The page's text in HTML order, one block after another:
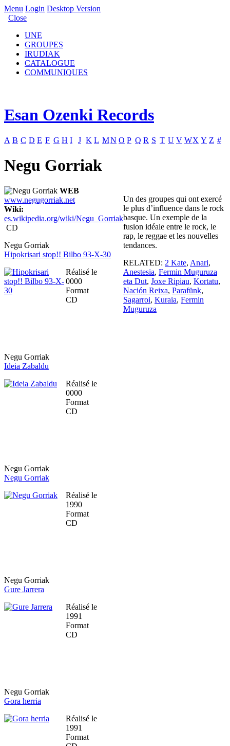
Menu Login Desktop Version
Close
UNE
GROUPES
IRUDIAK
CATALOGUE
COMMUNIQUES
Esan Ozenki Records
A B C D E F G H I J K L MN O P Q R S T U V WX Y Z #
Negu Gorriak
WEB
www.negugorriak.net
Wiki:
es.wikipedia.org/wiki/Negu_Gorriak
CD
Negu Gorriak
Hipokrisari stop!! Bilbo 93-X-30
Réalisé le
0000
Format
CD
Negu Gorriak
Ideia Zabaldu
Réalisé le
0000
Format
CD
Negu Gorriak
Negu Gorriak
Réalisé le
1990
Format
CD
Negu Gorriak
Gure Jarrera
Réalisé le
1991
Format
CD
Negu Gorriak
Gora herria
Réalisé le
1991
Format
Un des groupes qui ont exercé
le plus d’influence dans le rock
basque. Un exemple de la
fusion idéale entre le rock, le
rap, le reggae et les nouvelles
tendances.
RELATED: 2 Kate, Anari,
Anestesia, Fermin Muguruza
eta Dut, Joxe Ripiau, Kortatu,
Nación Reixa, Parafünk,
Sagarroi, Kuraia, Fermin
Muguruza